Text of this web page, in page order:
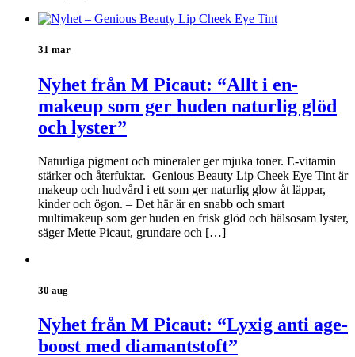
31 mar
Nyhet från M Picaut: “Allt i en-
makeup som ger huden naturlig glöd
och lyster”
Naturliga pigment och mineraler ger mjuka toner. E-vitamin
stärker och återfuktar. Genious Beauty Lip Cheek Eye Tint är
makeup och hudvård i ett som ger naturlig glow åt läppar,
kinder och ögon. – Det här är en snabb och smart
multimakeup som ger huden en frisk glöd och hälsosam lyster,
säger Mette Picaut, grundare och […]
30 aug
Nyhet från M Picaut: “Lyxig anti age-
boost med diamantstoft”